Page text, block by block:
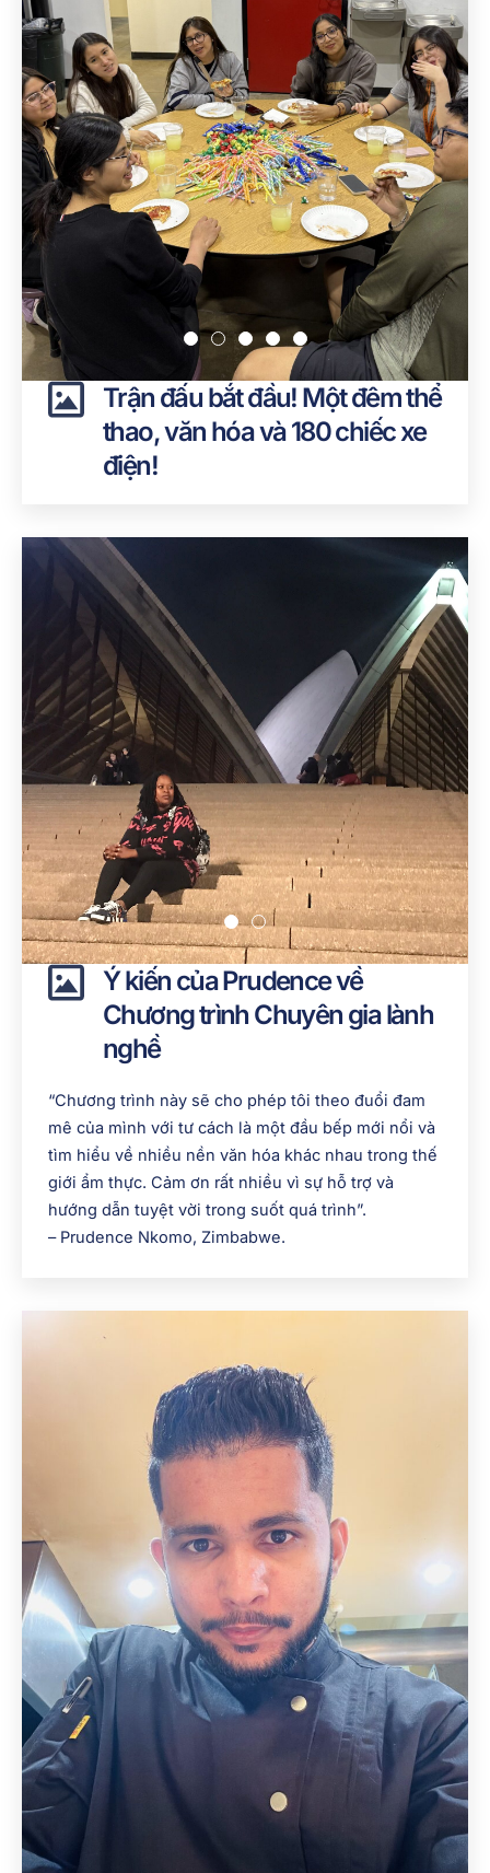
Trận đấu bắt đầu! Một đêm thể
thao, văn hóa và 180 chiếc xe
điện!
Ý kiến của Prudence về
Chương trình Chuyên gia lành
nghề
“Chương trình này sẽ cho phép tôi theo đuổi đam
mê của mình với tư cách là một đầu bếp mới nổi và
tìm hiểu về nhiều nền văn hóa khác nhau trong thế
giới ẩm thực. Cảm ơn rất nhiều vì sự hỗ trợ và
hướng dẫn tuyệt vời trong suốt quá trình”.
– Prudence Nkomo, Zimbabwe.